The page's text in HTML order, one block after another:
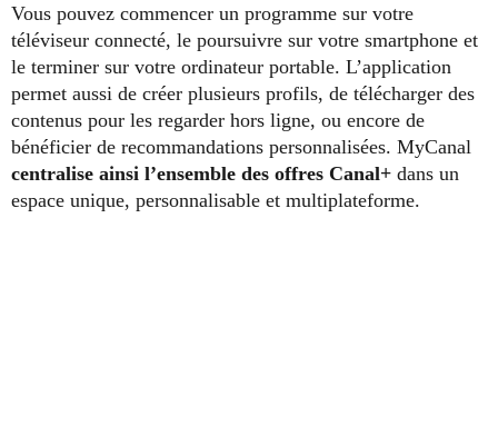
Vous pouvez commencer un programme sur votre
téléviseur connecté, le poursuivre sur votre smartphone et
le terminer sur votre ordinateur portable. L’application
permet aussi de créer plusieurs profils, de télécharger des
contenus pour les regarder hors ligne, ou encore de
bénéficier de recommandations personnalisées. MyCanal
centralise ainsi l’ensemble des offres Canal+ dans un
espace unique, personnalisable et multiplateforme.